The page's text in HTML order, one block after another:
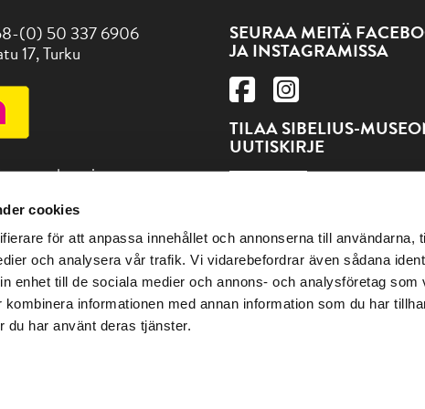
cookies
för att anpassa innehållet och annonserna till användarna,
och analysera vår trafik. Vi vidarebefordrar även sådana
enhet till de sociala medier och annons- och analysföretag som
informationen med annan information som du har
du har använt deras tjänster.
(0) 50 337 6906
17, Turku
museokortti
ja muut Turun
osoitteesta Visitturku.fi
SEURAA MEITÄ
JA INSTAGRAMISSA
TILAA SIBELIUS-
UUTISKIRJE